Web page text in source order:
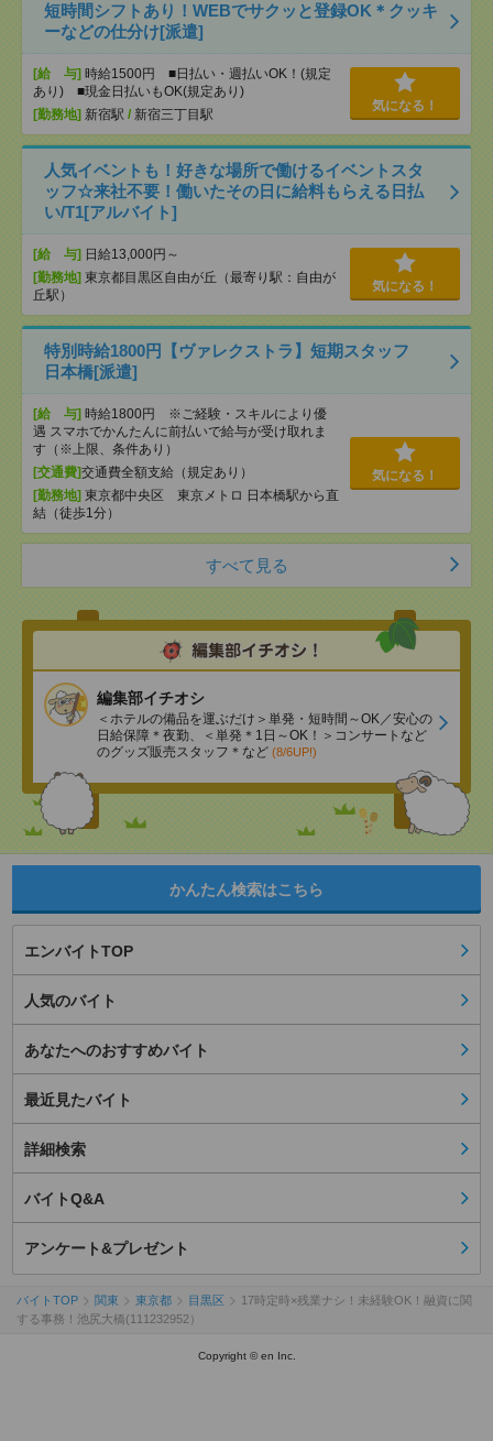
短時間シフトあり！WEBでサクッと登録OK＊クッキ
ーなどの仕分け[派遣]
[給 与] 時給1500円 ■日払い・週払いOK！(規定
あり) ■現金日払いもOK(規定あり)
[勤務地] 新宿駅 / 新宿三丁目駅
気になる！
人気イベントも！好きな場所で働けるイベントスタ
ッフ☆来社不要！働いたその日に給料もらえる日払
い/T1[アルバイト]
[給 与] 日給13,000円～
[勤務地] 東京都目黒区自由が丘（最寄り駅：自由が
丘駅）
気になる！
特別時給1800円【ヴァレクストラ】短期スタッフ
日本橋[派遣]
[給 与] 時給1800円 ※ご経験・スキルにより優
遇 スマホでかんたんに前払いで給与が受け取れま
す（※上限、条件あり）
[交通費]交通費全額支給（規定あり）
[勤務地] 東京都中央区 東京メトロ 日本橋駅から直
結（徒歩1分）
気になる！
すべて見る
編集部イチオシ
＜ホテルの備品を運ぶだけ＞単発・短時間～OK／安心の
日給保障＊夜勤、＜単発＊1日～OK！＞コンサートなど
のグッズ販売スタッフ＊など (8/6UP!)
かんたん検索はこちら
エンバイトTOP
人気のバイト
あなたへのおすすめバイト
最近見たバイト
詳細検索
バイトQ&A
アンケート&プレゼント
バイトTOP 関東 東京都 目黒区
17時定時×残業ナシ！未経験OK！融資に関
する事務！池尻大橋(111232952）
Copyright © en Inc.